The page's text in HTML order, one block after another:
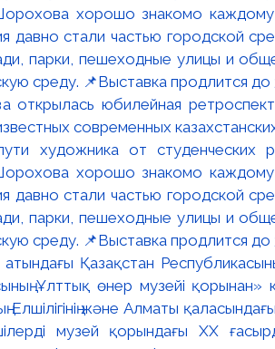
открылась юбилейная
современных
художника от студенческих
хорошо знакомо
стали частью городской
парки, пешеходные улицы и
среду. 📌Выставка продлится до